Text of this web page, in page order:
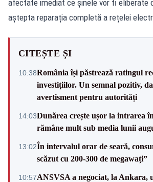
afectate imediat ce șinele vor fi eliberate
aștepta reparația completă a rețelei
CITEȘTE ȘI
10:38România își păstrează ratingul
investițiilor. Un semnal pozitiv,
avertisment pentru autorități
14:03Dunărea crește ușor la intrarea
rămâne mult sub media lunii
13:02În intervalul orar de seară,
scăzut cu 200-300 de megawați”
10:57ANSVSA a negociat, la Ankara,